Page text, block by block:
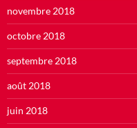
novembre 2018
octobre 2018
septembre 2018
août 2018
juin 2018